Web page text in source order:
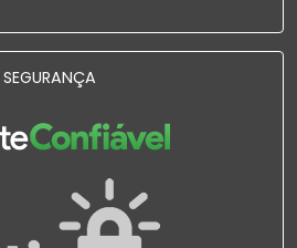
SEGURANÇA